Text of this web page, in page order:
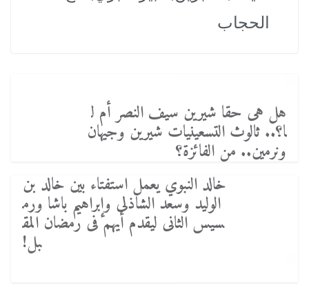
الحجاب
هل هى حقا شيرين سيف النصر أم ل
ا؟.. ثالوث التسعينيات شيرين وجيهان
ونرمين.. من الفائزة؟
خالد النبوي يعمل استفتاء بين خالد بن
الوليد وسعد الشاذلى وإبراهيم باشا ورم
سيس الثانى ليقدم أيهم فى رمضان المق
بل!